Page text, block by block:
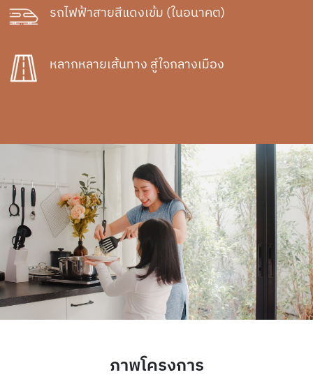
รถไฟฟ้าสายสีแดงเข้ม (ในอนาคต)
หลากหลายเส้นทาง สู่ใจกลางเมือง
ภาพโครงการ